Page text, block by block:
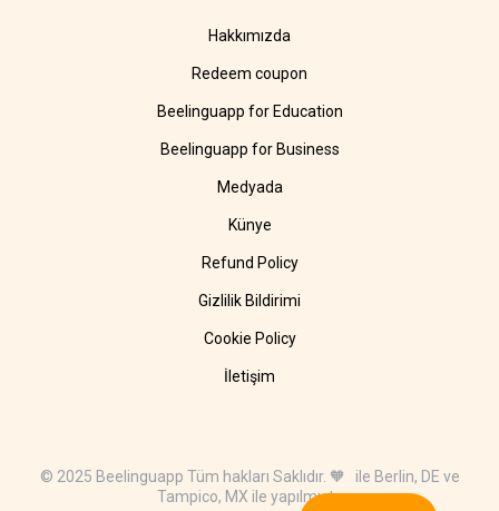
Hakkımızda
Redeem coupon
Beelinguapp for Education
Beelinguapp for Business
Medyada
Künye
Refund Policy
Gizlilik Bildirimi
Cookie Policy
İletişim
© 2025 Beelinguapp Tüm hakları Saklıdır. 🧡 ile Berlin, DE ve
Tampico, MX ile yapılmıştır